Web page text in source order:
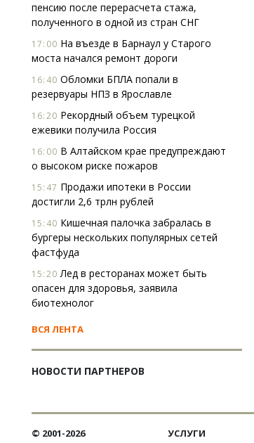
пенсию после перерасчета стажа,
полученного в одной из стран СНГ
17:00 На въезде в Барнаул у Старого
моста начался ремонт дороги
16:40 Обломки БПЛА попали в
резервуары НПЗ в Ярославле
16:20 Рекордный объем турецкой
ежевики получила Россия
16:00 В Алтайском крае предупреждают
о высоком риске пожаров
15:47 Продажи ипотеки в России
достигли 2,6 трлн рублей
15:40 Кишечная палочка забралась в
бургеры нескольких популярных сетей
фастфуда
15:20 Лед в ресторанах может быть
опасен для здоровья, заявила
биотехнолог
ВСЯ ЛЕНТА
НОВОСТИ ПАРТНЕРОВ
© 2001-2026
УСЛУГИ